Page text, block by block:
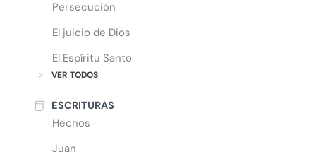
Persecución
El juicio de Dios
El Espíritu Santo
VER TODOS
ESCRITURAS
Hechos
Juan